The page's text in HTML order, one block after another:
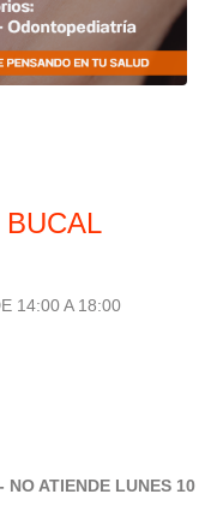
14:00 A 18:00
NO ATIENDE LUNES 10